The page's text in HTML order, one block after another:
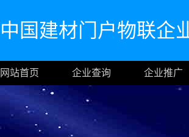
中国建材门户物联企
网站首页 企业查询 企业推广